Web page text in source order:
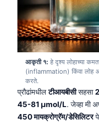
आकृती १: हे दृश्य लोहाच्या
(inflammation) किंवा लोह
करते.
प्रौढांमधीलटीआयबीसीसहसा
45-81 µmol/L. जेव्हा मी
450 मायक्रोग्रॅम/डेसिलिटर